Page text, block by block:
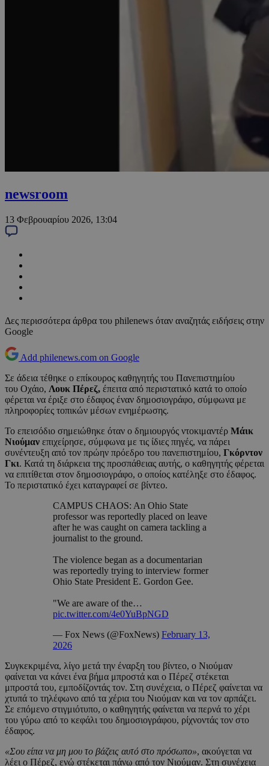
newsroom
13 Φεβρουαρίου 2026, 13:04
Δες περισσότερα άρθρα του philenews όταν αναζητάς ειδήσεις στην
Google
Add philenews.com on Google
Σε άδεια τέθηκε ο επίκουρος καθηγητής του Πανεπιστημίου
του Οχάιο, Λουκ Πέρεζ, έπειτα από περιστατικό κατά το οποίο
φέρεται να έριξε στο έδαφος έναν δημοσιογράφο, σύμφωνα με
πληροφορίες τοπικών μέσων ενημέρωσης.
Το επεισόδιο σημειώθηκε όταν ο δημιουργός ντοκιμαντέρ Μάικ
Νιούμαν επιχείρησε, σύμφωνα με τις ίδιες πηγές, να πάρει
συνέντευξη από τον πρώην πρόεδρο του πανεπιστημίου, Γκόρντον
Γκι. Κατά τη διάρκεια της προσπάθειας αυτής, ο καθηγητής φέρεται
να επιτίθεται στον δημοσιογράφο, ο οποίος κατέληξε στο έδαφος.
Το περιστατικό έχει καταγραφεί σε βίντεο.
CAMPUS CHAOS: An Ohio State
professor was reportedly placed on leave
after he was caught on camera tackling a
journalist to the ground.
The violence began as a documentarian
was reportedly trying to interview former
Ohio State President E. Gordon Gee.
"We are aware of the…
pic.twitter.com/4e0YuBpNGD
— Fox News (@FoxNews) February 13,
2026
Συγκεκριμένα, λίγο μετά την έναρξη του βίντεο, ο Νιούμαν
φαίνεται να κάνει ένα βήμα μπροστά και ο Πέρεζ στέκεται
μπροστά του, εμποδίζοντάς τον. Στη συνέχεια, ο Πέρεζ φαίνεται να
χτυπά το τηλέφωνο από τα χέρια του Νιούμαν και να τον αρπάζει.
Σε επόμενο στιγμιότυπο, ο καθηγητής φαίνεται να περνά το χέρι
του γύρω από το κεφάλι του δημοσιογράφου, ρίχνοντάς τον στο
έδαφος.
«Σου είπα να μη μου το βάζεις αυτό στο πρόσωπο», ακούγεται να
λέει ο Πέρεζ, ενώ στέκεται πάνω από τον Νιούμαν. Στη συνέχεια